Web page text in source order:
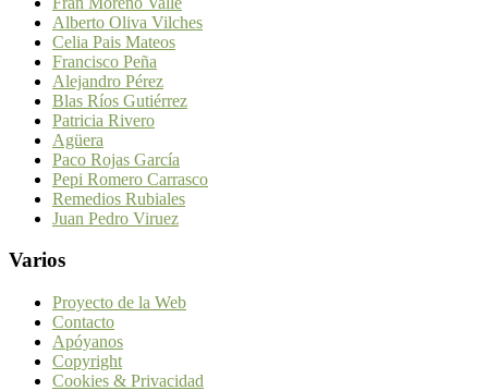
Alberto Oliva Vilches
Celia Pais Mateos
Francisco Peña
Alejandro Pérez
Blas Ríos Gutiérrez
Patricia Rivero
Agüera
Paco Rojas García
Pepi Romero Carrasco
Remedios Rubiales
Juan Pedro Viruez
Varios
Proyecto de la Web
Contacto
Apóyanos
Copyright
Cookies & Privacidad